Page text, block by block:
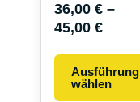
36,00€ –
45,00€
Ausführung
wählen